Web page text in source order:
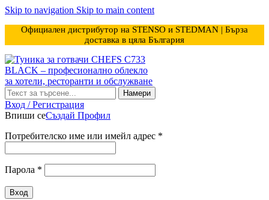
Skip to navigation Skip to main content
Официален дистрибутор на STENSO и STEDMAN | Бърза
доставка в цяла България
Намери
Вход / Регистрация
Впиши сеСъздай Профил
Потребителско име или имейл адрес *
Парола *
Вход